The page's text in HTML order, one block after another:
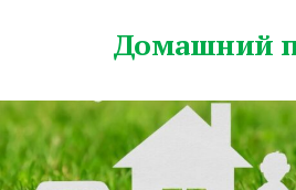
Домашний